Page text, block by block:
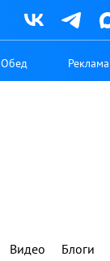
Обед Реклама
Видео Блоги